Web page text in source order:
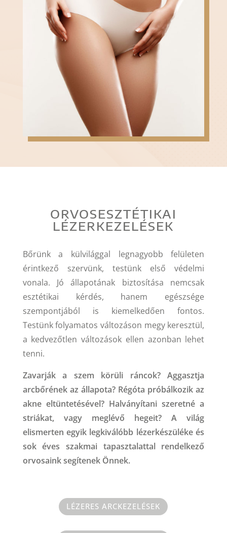
ORVOSESZTÉTIKAI
LÉZERKEZELÉSEK
Bőrünk a külvilággal legnagyobb felületen
érintkező szervünk, testünk első védelmi
vonala. Jó állapotának biztosítása nemcsak
esztétikai kérdés, hanem egészsége
szempontjából is kiemelkedően fontos.
Testünk folyamatos változáson megy keresztül,
a kedvezőtlen változások ellen azonban lehet
tenni.
Zavarják a szem körüli ráncok? Aggasztja
arcbőrének az állapota? Régóta próbálkozik az
akne eltüntetésével? Halványítani szeretné a
striákat, vagy meglévő hegeit? A világ
elismerten egyik legkiválóbb lézerkészüléke és
sok éves szakmai tapasztalattal rendelkező
orvosaink segítenek Önnek.
LÉZERES ARCKEZELÉSEK